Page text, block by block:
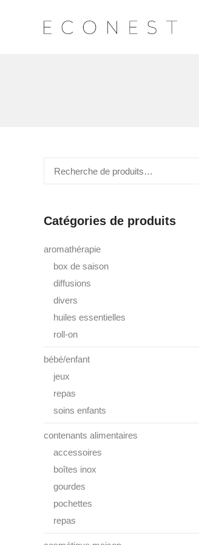
Catégories de produits
aromathérapie
box de saison
diffusions
divers
huiles essentielles
roll-on
bébé/enfant
jeux
repas
soins enfants
contenants alimentaires
accessoires
boîtes inox
gourdes
pochettes
repas